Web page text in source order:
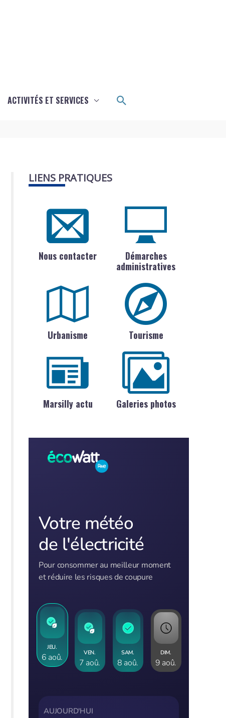
ACTIVITÉS ET SERVICES Rechercher
LIENS PRATIQUES
Nous contacter
Démarches
administratives
Urbanisme Tourisme
Marsilly actu Galeries photos